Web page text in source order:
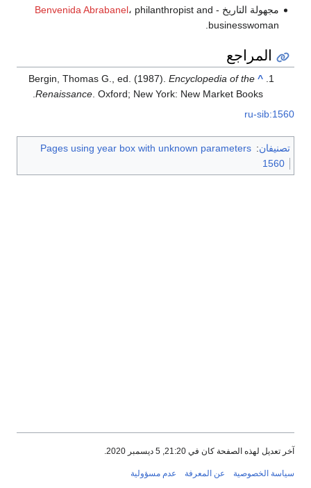
مجهولة التاريخ -
Benvenida Abrabanel، philanthropist and
businesswoman.
المراجع
^
Bergin, Thomas G., ed. (1987).Encyclopedia of the
Renaissance. Oxford; New York: New Market Books.
ru-sib:1560
تصنيفان:
Pages using year box with unknown parameters
1560
آخر تعديل لهذه الصفحة كان في 21:20, 5 ديسمبر 2020.
سياسة الخصوصية عن المعرفة عدم مسؤولية